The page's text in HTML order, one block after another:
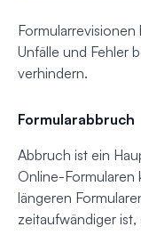
Unfälle und Fehler
verhindern.
Formularabbruch
Abbruch ist ein
Online-Formularen
längeren
zeitaufwändiger ist,